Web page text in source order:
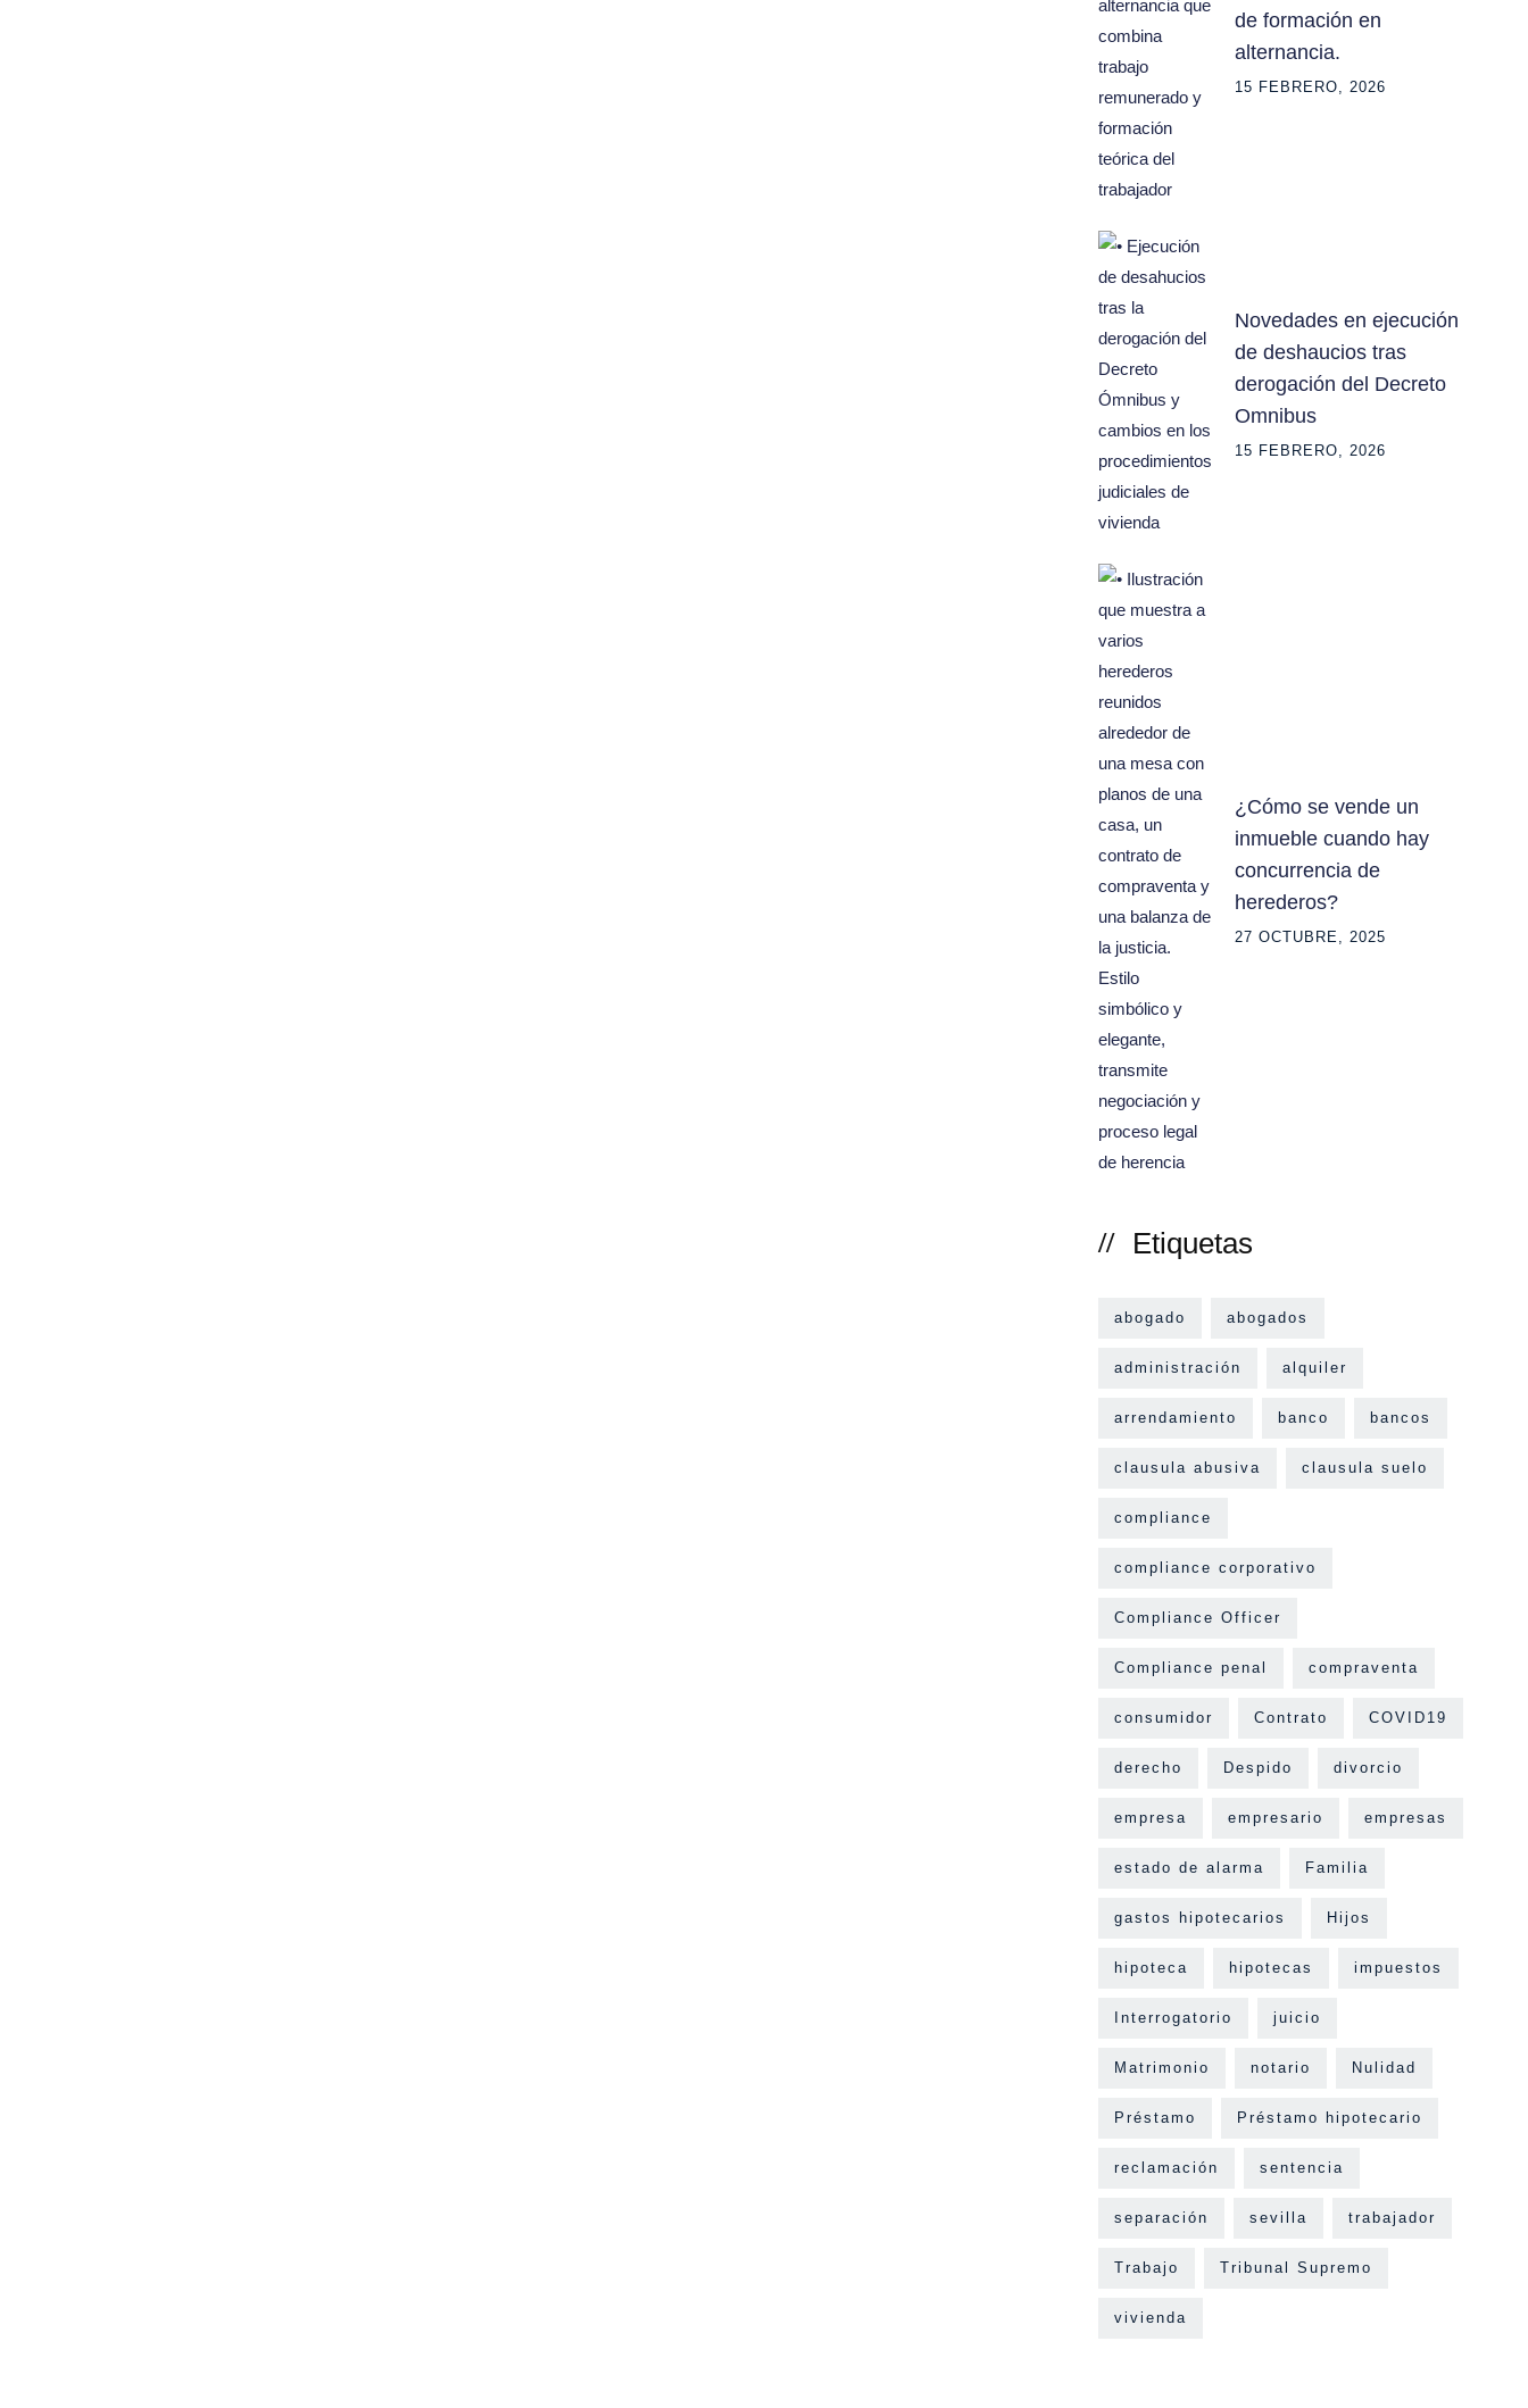
de formación en
alternancia.
15 FEBRERO, 2026
Novedades en ejecución
de deshaucios tras
derogación del Decreto
Omnibus
15 FEBRERO, 2026
¿Cómo se vende un
inmueble cuando hay
concurrencia de
herederos?
27 OCTUBRE, 2025
Etiquetas
abogado abogados
administración alquiler
arrendamiento banco bancos
clausula abusiva clausula suelo
compliance
compliance corporativo
Compliance Officer
Compliance penal compraventa
consumidor Contrato COVID19
derecho Despido divorcio
empresa empresario empresas
estado de alarma Familia
gastos hipotecarios Hijos
hipoteca hipotecas impuestos
Interrogatorio juicio
Matrimonio notario Nulidad
Préstamo Préstamo hipotecario
reclamación sentencia
separación sevilla trabajador
Trabajo Tribunal Supremo
vivienda